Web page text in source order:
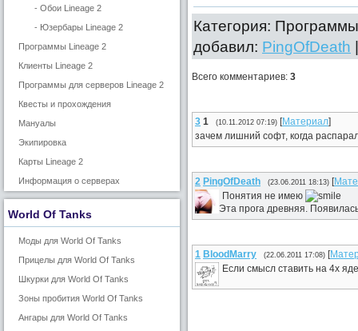
- Обои Lineage 2
- Юзербары Lineage 2
Программы Lineage 2
Клиенты Lineage 2
Программы для серверов Lineage 2
Квесты и прохождения
Мануалы
Экипировка
Карты Lineage 2
Информация о серверах
World Of Tanks
Моды для World Of Tanks
Прицелы для World Of Tanks
Шкурки для World Of Tanks
Зоны пробития World Of Tanks
Ангары для World Of Tanks
Категория:
добавил: PingOfDeath
Всего комментариев: 3
3 1 (10.11.2012 07:19) [Материал]
зачем лишний софт, когда
2 PingOfDeath (23.06.2011 18:13) [
Понятия не имею
Эта прога древняя.
1 BloodMarry (22.06.2011 17:08) [
Если смысл ставить на 4х